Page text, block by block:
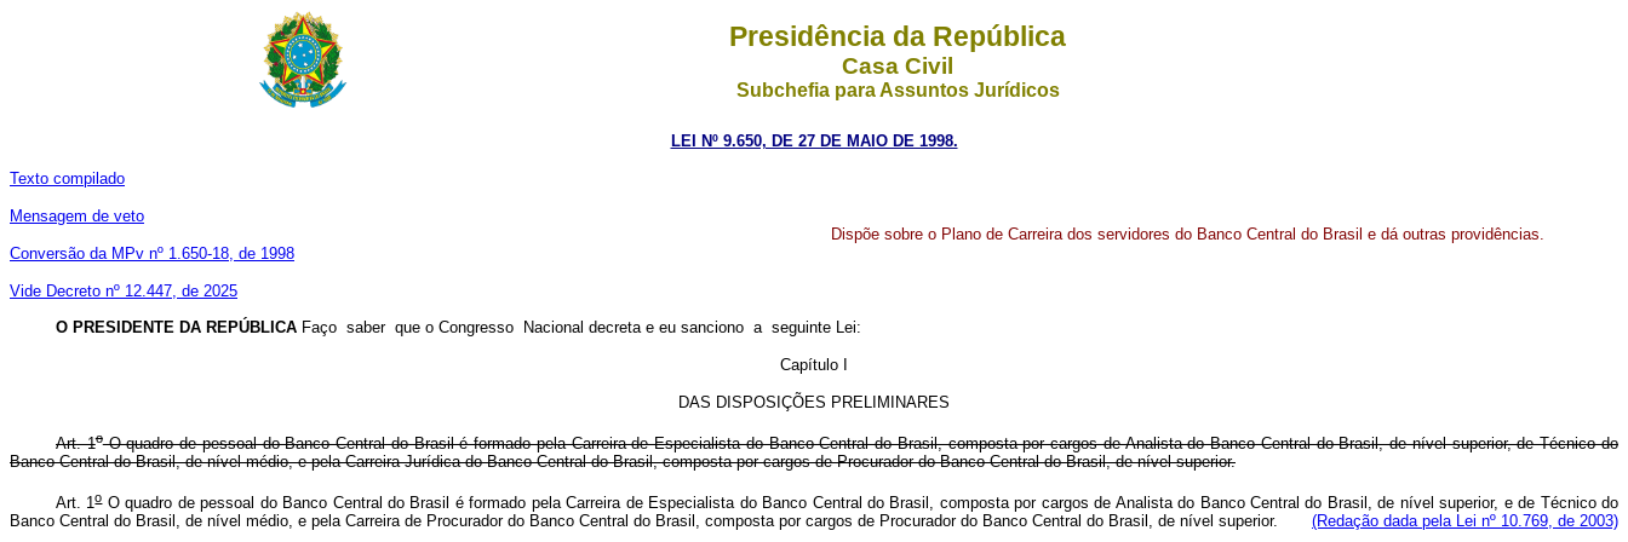
Presidência da República
Casa Civil
Subchefia para Assuntos Jurídicos
LEI Nº 9.650, DE 27 DE MAIO DE 1998.
Texto compilado
Mensagem de veto
Conversão da MPv nº 1.650-18, de 1998
Vide Decreto nº 12.447, de 2025
Dispõe sobre o Plano de Carreira dos servidores do Banco Central do Brasil e dá outras providências.
O PRESIDENTE DA REPÚBLICA Faço saber que o Congresso Nacional decreta e eu sanciono a seguinte Lei:
Capítulo I
DAS DISPOSIÇÕES PRELIMINARES
Art. 1oO quadro de pessoal do Banco Central do Brasil é formado pela Carreira de Especialista do Banco Central do Brasil, composta por cargos de Analista do Banco Central do Brasil, de nível superior, de Técnico do
Banco Central do Brasil, de nível médio, e pela Carreira Jurídica do Banco Central do Brasil, composta por cargos de Procurador do Banco Central do Brasil, de nível superior.
Art. 1oO quadro de pessoal do Banco Central do Brasil é formado pela Carreira de Especialista do Banco Central do Brasil, composta por cargos de Analista do Banco Central do Brasil, de nível superior, e de Técnico do
Banco Central do Brasil, de nível médio, e pela Carreira de Procurador do Banco Central do Brasil, composta por cargos de Procurador do Banco Central do Brasil, de nível superior. (Redação dada pela Lei nº 10.769, de 2003)